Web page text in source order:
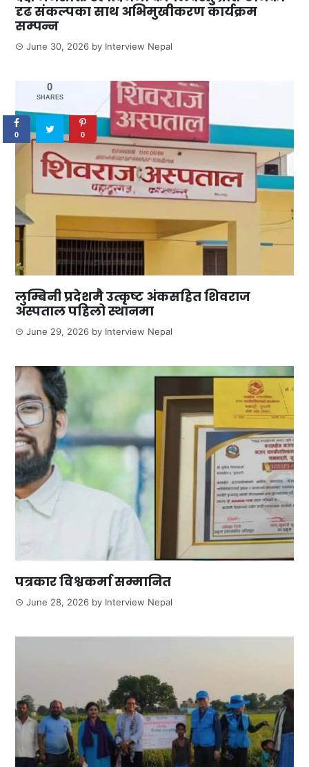
दृढ संकल्पका साथ अभिमुखीकरण कार्यक्रम
सम्पन्न
June 30, 2026 by Interview Nepal
लुम्बिनी प्रदेशमै उत्कृष्ट अंकसहित शिवराज
अस्पताल पहिलो स्थानमा
June 29, 2026 by Interview Nepal
पत्रकार विश्वकर्मा सम्मानित
June 28, 2026 by Interview Nepal
0
SHARES
0 0